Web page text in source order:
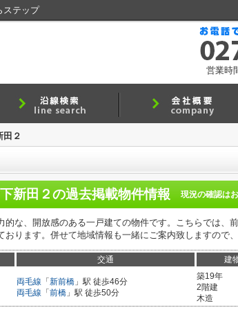
ステップ
営業時
田２
新田２の過去掲載物件情報 現況の確認は
的な、開放感のある一戸建ての物件です。こちらでは、
おります。併せて地域情報も一緒にご案内致しますので
交通 建
両毛線 「 新前橋 」駅 徒歩46分
両毛線 「 前橋 」駅 徒歩50分
築19年
2階建
木造